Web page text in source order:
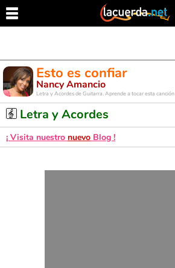
Esto es confiar
Nancy Amancio
Letra y Acordes de Guitarra. Aprende a tocar esta canción
Letra y Acordes
¡ Visita nuestro nuevo Blog !